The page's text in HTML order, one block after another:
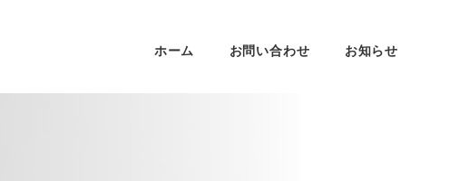
ホーム お問い合わせ お知らせ